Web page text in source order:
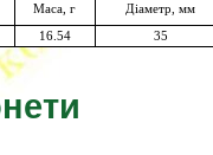
Маса, г
Діаметр, мм
16.54 35